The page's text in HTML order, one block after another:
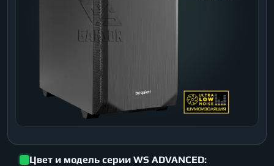
Цвет и модель серии WS ADVANCED: